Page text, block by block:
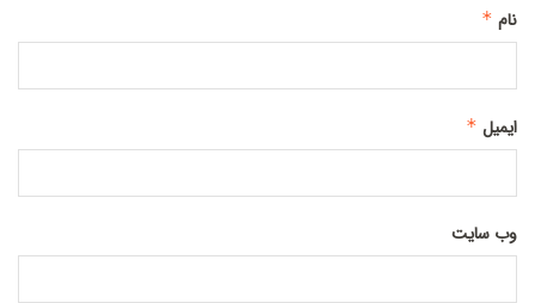
نام *
ایمیل *
وب‌ سایت